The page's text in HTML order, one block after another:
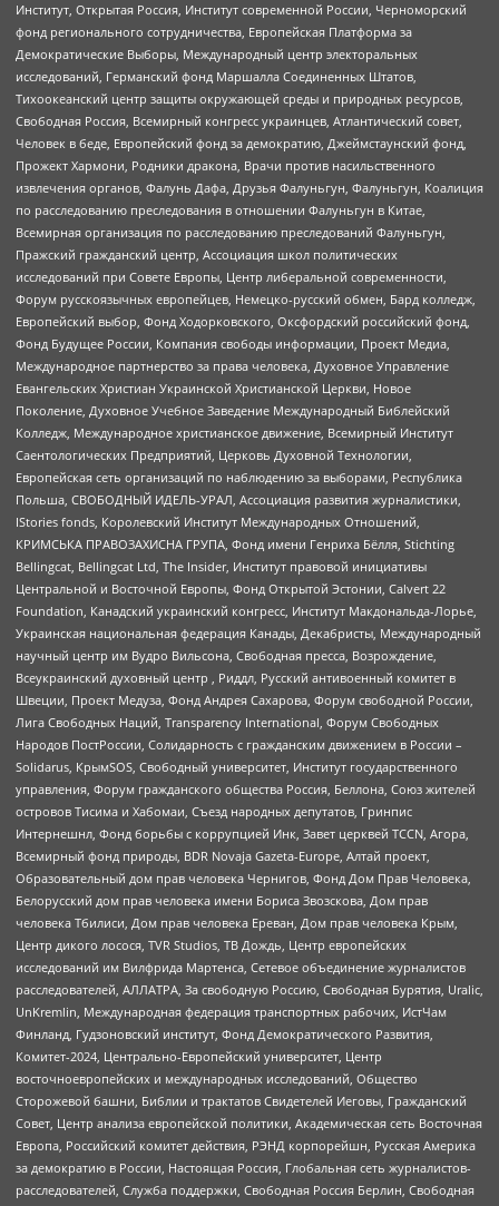
Институт, Открытая Россия, Институт современной России, Черноморский
фонд регионального сотрудничества, Европейская Платформа за
Демократические Выборы, Международный центр электоральных
исследований, Германский фонд Маршалла Соединенных Штатов,
Тихоокеанский центр защиты окружающей среды и природных ресурсов,
Свободная Россия, Всемирный конгресс украинцев, Атлантический совет,
Человек в беде, Европейский фонд за демократию, Джеймстаунский фонд,
Прожект Хармони, Родники дракона, Врачи против насильственного
извлечения органов, Фалунь Дафа, Друзья Фалуньгун, Фалуньгун, Коалиция
по расследованию преследования в отношении Фалуньгун в Китае,
Всемирная организация по расследованию преследований Фалуньгун,
Пражский гражданский центр, Ассоциация школ политических
исследований при Совете Европы, Центр либеральной современности,
Форум русскоязычных европейцев, Немецко-русский обмен, Бард колледж,
Европейский выбор, Фонд Ходорковского, Оксфордский российский фонд,
Фонд Будущее России, Компания свободы информации, Проект Медиа,
Международное партнерство за права человека, Духовное Управление
Евангельских Христиан Украинской Христианской Церкви, Новое
Поколение, Духовное Учебное Заведение Международный Библейский
Колледж, Международное христианское движение, Всемирный Институт
Саентологических Предприятий, Церковь Духовной Технологии,
Европейская сеть организаций по наблюдению за выборами, Республика
Польша, СВОБОДНЫЙ ИДЕЛЬ-УРАЛ, Ассоциация развития журналистики,
IStories fonds, Королевский Институт Международных Отношений,
КРИМСЬКА ПРАВОЗАХИСНА ГРУПА, Фонд имени Генриха Бёлля, Stichting
Bellingcat, Bellingcat Ltd, The Insider, Институт правовой инициативы
Центральной и Восточной Европы, Фонд Открытой Эстонии, Calvert 22
Foundation, Канадский украинский конгресс, Институт Макдональда-Лорье,
Украинская национальная федерация Канады, Декабристы, Международный
научный центр им Вудро Вильсона, Свободная пресса, Возрождение,
Всеукраинский духовный центр , Риддл, Русский антивоенный комитет в
Швеции, Проект Медуза, Фонд Андрея Сахарова, Форум свободной России,
Лига Свободных Наций, Transparеncy International, Форум Свободных
Народов ПостРоссии, Солидарность с гражданским движением в России –
Solidarus, КрымSOS, Свободный университет, Институт государственного
управления, Форум гражданского общества Россия, Беллона, Союз жителей
островов Тисима и Хабомаи, Съезд народных депутатов, Гринпис
Интернешнл, Фонд борьбы с коррупцией Инк, Завет церквей TCCN, Агора,
Всемирный фонд природы, BDR Novaja Gazeta-Europe, Алтай проект,
Образовательный дом прав человека Чернигов, Фонд Дом Прав Человека,
Белорусский дом прав человека имени Бориса Звозскова, Дом прав
человека Тбилиси, Дом прав человека Ереван, Дом прав человека Крым,
Центр дикого лосося, TVR Studios, ТВ Дождь, Центр европейских
исследований им Вилфрида Мартенса, Сетевое объединение журналистов
расследователей, АЛЛАТРА, За свободную Россию, Свободная Бурятия, Uralic,
UnKremlin, Международная федерация транспортных рабочих, ИстЧам
Финланд, Гудзоновский институт, Фонд Демократического Развития,
Комитет-2024, Центрально-Европейский университет, Центр
восточноевропейских и международных исследований, Общество
Сторожевой башни, Библии и трактатов Свидетелей Иеговы, Гражданский
Совет, Центр анализа европейской политики, Академическая сеть Восточная
Европа, Российский комитет действия, РЭНД корпорейшн, Русская Америка
за демократию в России, Настоящая Россия, Глобальная сеть журналистов-
расследователей, Служба поддержки, Свободная Россия Берлин, Свободная